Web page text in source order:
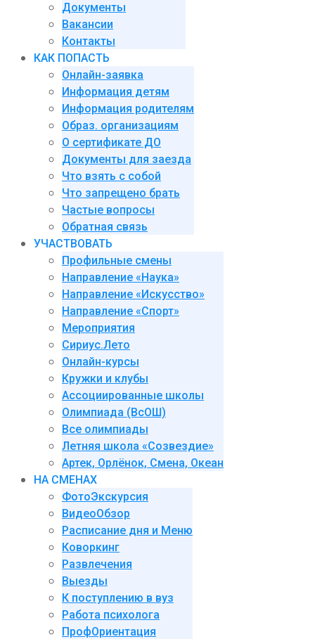
Документы
Вакансии
Контакты
КАК ПОПАСТЬ
Онлайн-заявка
Информация детям
Информация родителям
Образ. организациям
О сертификате ДО
Документы для заезда
Что взять с собой
Что запрещено брать
Частые вопросы
Обратная связь
УЧАСТВОВАТЬ
Профильные смены
Направление «Наука»
Направление «Искусство»
Направление «Спорт»
Мероприятия
Сириус.Лето
Онлайн-курсы
Кружки и клубы
Ассоциированные школы
Олимпиада (ВсОШ)
Все олимпиады
Летняя школа «Созвездие»
Артек, Орлёнок, Смена, Океан
НА СМЕНАХ
ФотоЭкскурсия
ВидеоОбзор
Расписание дня и Меню
Коворкинг
Развлечения
Выезды
К поступлению в вуз
Работа психолога
ПрофОриентация